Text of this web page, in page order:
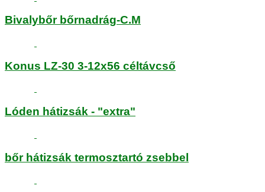
Bivalybőr bőrnadrág-C.M
Konus LZ-30 3-12x56 céltávcső
Lóden hátizsák - "extra"
bőr hátizsák termosztartó zsebbel